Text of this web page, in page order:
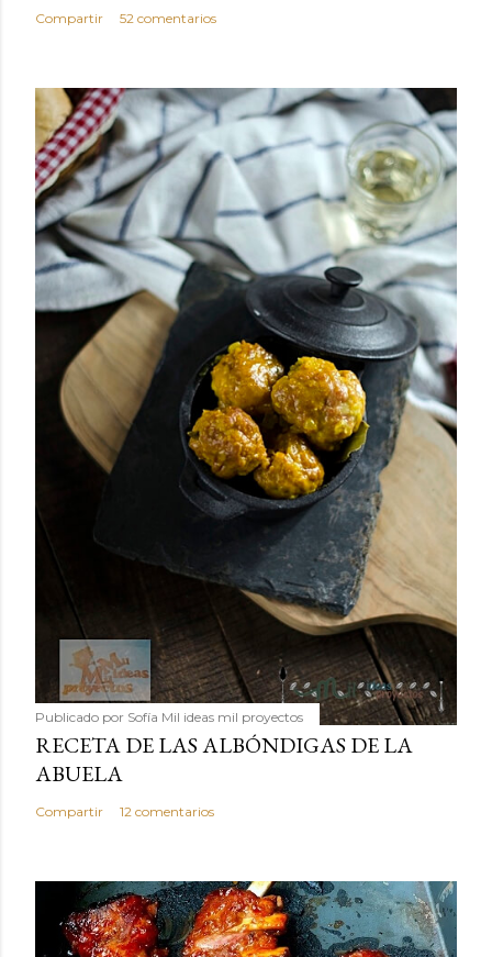
Compartir 52 comentarios
Publicado por Sofía Mil ideas mil proyectos
RECETA DE LAS ALBÓNDIGAS DE LA
ABUELA
Compartir 12 comentarios